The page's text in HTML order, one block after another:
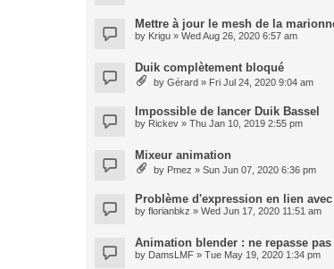
Mettre à jour le mesh de la
by Krigu » Wed Aug 26, 2020 6:57 am
Duik complètement bloqué
by Gérard » Fri Jul 24, 2020 9:04 am
Impossible de lancer Duik Bassel
by Rickev » Thu Jan 10, 2019 2:55 pm
Mixeur animation
by Pmez » Sun Jun 07, 2020 6:36 pm
Problème d'expression en lien
by florianbkz » Wed Jun 17, 2020 11:51 am
Animation blender : ne repasse
by DamsLMF » Tue May 19, 2020 1:34 pm